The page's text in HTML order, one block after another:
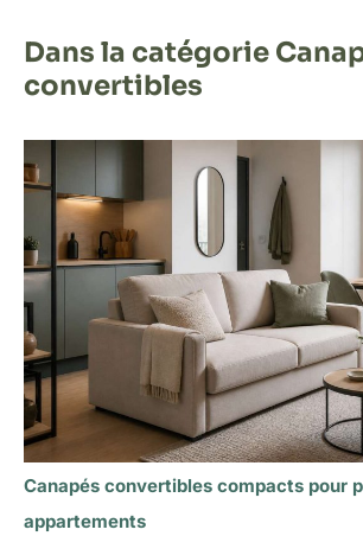
Dans la catégorie
convertibles
Canapés convertibles compacts pour
appartements